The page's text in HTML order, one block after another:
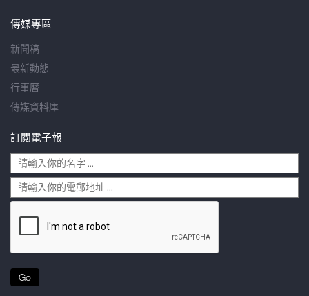
傳媒專區
新聞稿
最新動態
行事曆
傳媒資料庫
訂閱電子報
Go